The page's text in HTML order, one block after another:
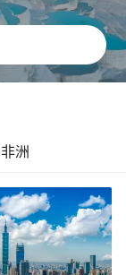
非洲